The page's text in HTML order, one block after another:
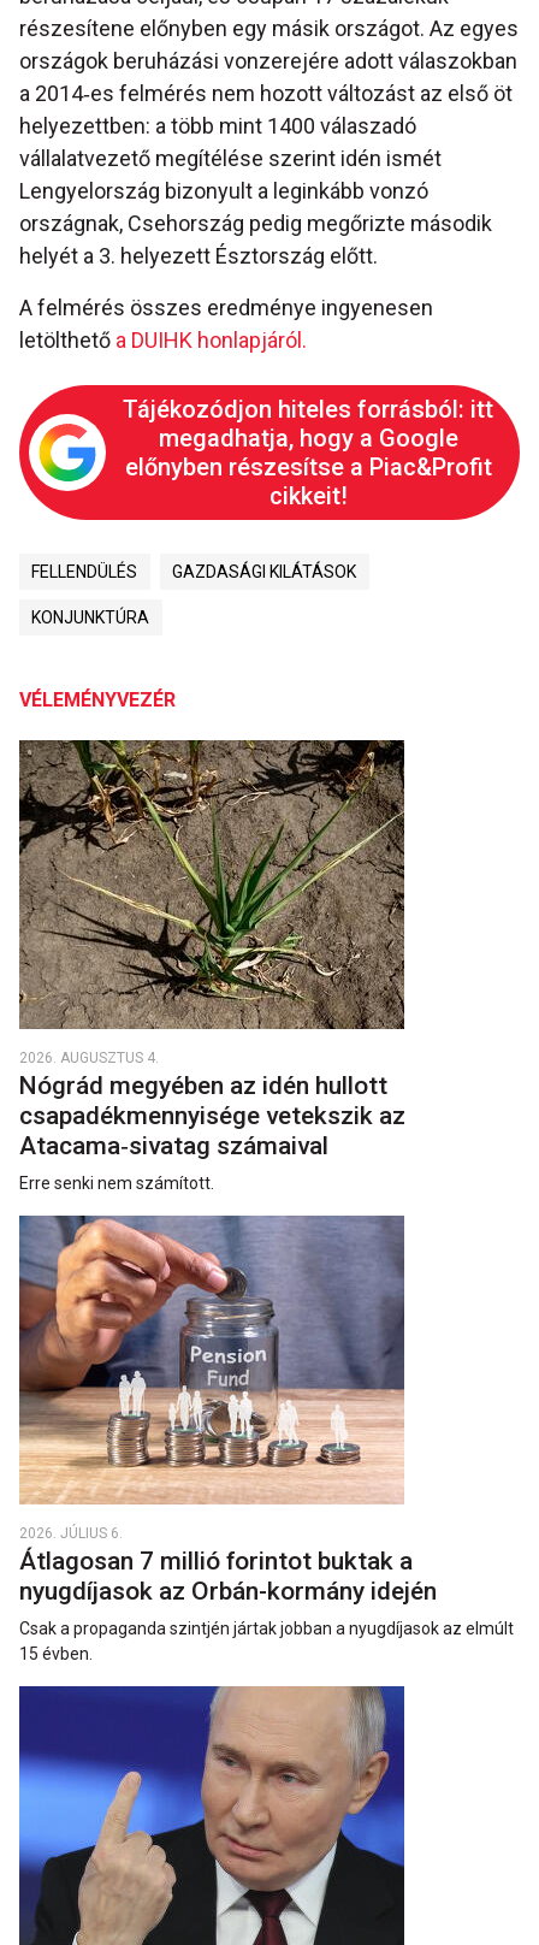
részesítene előnyben egy másik országot. Az egyes
országok beruházási vonzerejére adott válaszokban
a 2014‐es felmérés nem hozott változást az első öt
helyezettben: a több mint 1400 válaszadó
vállalatvezető megítélése szerint idén ismét
Lengyelország bizonyult a leginkább vonzó
országnak, Csehország pedig megőrizte második
helyét a 3. helyezett Észtország előtt.
A felmérés összes eredménye ingyenesen
letölthető a DUIHK honlapjáról.
Tájékozódjon hiteles forrásból: itt
megadhatja, hogy a Google
előnyben részesítse a Piac&Profit
cikkeit!
FELLENDÜLÉS GAZDASÁGI KILÁTÁSOK
KONJUNKTÚRA
VÉLEMÉNYVEZÉR
2026. AUGUSZTUS 4.
Nógrád megyében az idén hullott
csapadékmennyisége vetekszik az
Atacama‑sivatag számaival
Erre senki nem számított.
2026. JÚLIUS 6.
Átlagosan 7 millió forintot buktak a
nyugdíjasok az Orbán-kormány idején
Csak a propaganda szintjén jártak jobban a nyugdíjasok az elmúlt
15 évben.